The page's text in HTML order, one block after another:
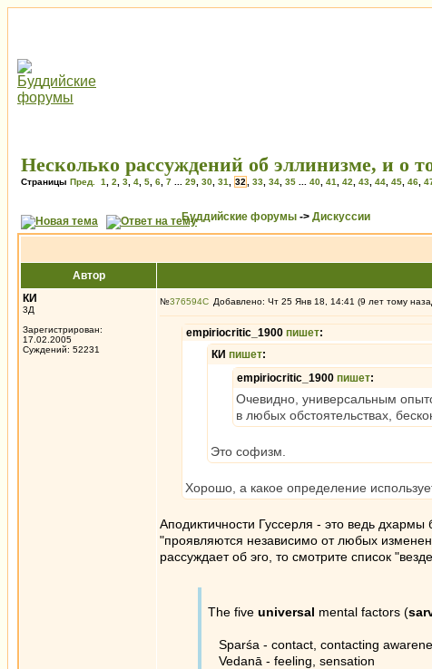
Несколько рассуждений об эллинизме, и о
Страницы Пред. 1 2 3 4 5 6 7 29 30 31 32 33 34 35 40 41 42 43 44 45 46
Буддийские форумы -> Дискуссии
Автор
КИ
3Д
Зарегистрирован:
17.02.2005
Суждений: 52231
№376594 Добавлено: Чт 25 Янв 18, 14:41 (9 лет тому
empiriocritic_1900 пишет:
КИ пишет:
empiriocritic_1900 пишет:
Очевидно, универсальным
в любых обстоятельствах,
Это софизм.
Хорошо, а какое определение
Аподиктичности Гуссерля - это ведь
"проявляются независимо от любых
рассуждает об эго, то смотрите список
The five universal mental factors (
Sparśa - contact, contacting
Vedanā - feeling, sensation